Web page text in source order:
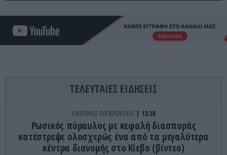
ΤΕΛΕΥΤΑΙΕΣ ΕΙΔΗΣΕΙΣ
ΕΝΟΠΛΕΣ ΣΥΓΚΡΟΥΣΕΙΣ 13:38
Ρωσικός πύραυλος με κεφαλή διασποράς
κατέστρεψε ολοσχερώς ένα από τα μεγαλύτερα
κέντρα διανομής στο Κίεβο (βίντεο)